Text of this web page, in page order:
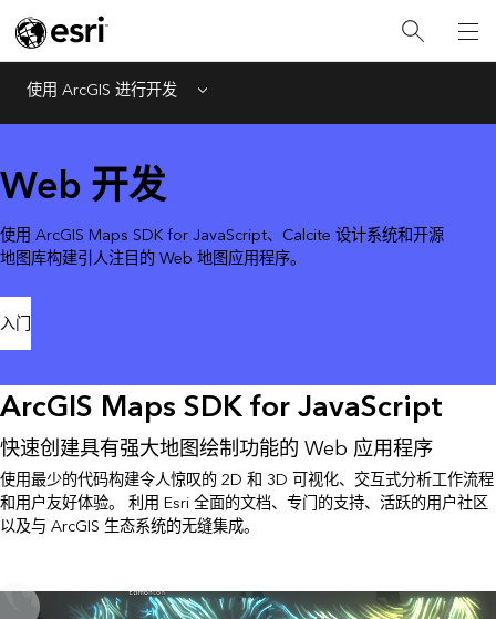
使用 ArcGIS 进行开发 Menu
Web 开发
使用 ArcGIS Maps SDK for JavaScript、Calcite 设计系统和开源
地图库构建引人注目的 Web 地图应用程序。
入门
ArcGIS Maps SDK for JavaScript
快速创建具有强大地图绘制功能的 Web 应用程序
使用最少的代码构建令人惊叹的 2D 和 3D 可视化、交互式分析工作流程
和用户友好体验。 利用 Esri 全面的文档、专门的支持、活跃的用户社区
以及与 ArcGIS 生态系统的无缝集成。